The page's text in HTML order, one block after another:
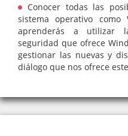
Conocer todas las
sistema operativo
aprenderás a utilizar
seguridad que ofrece
gestionar las nuevas y
diálogo que nos ofrece